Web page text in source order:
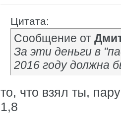
Цитата:
Сообщение от
За эти деньги в
2016 году должна
то, что взял ты,
1,8